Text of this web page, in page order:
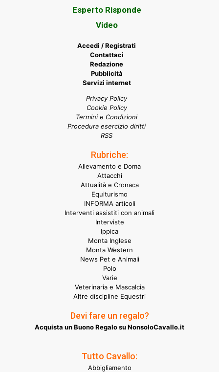
Esperto Risponde
Video
Accedi / Registrati
Contattaci
Redazione
Pubblicità
Servizi internet
Privacy Policy
Cookie Policy
Termini e Condizioni
Procedura esercizio diritti
RSS
Rubriche:
Allevamento e Doma
Attacchi
Attualità e Cronaca
Equiturismo
INFORMA articoli
Interventi assistiti con animali
Interviste
Ippica
Monta Inglese
Monta Western
News Pet e Animali
Polo
Varie
Veterinaria e Mascalcia
Altre discipline Equestri
Devi fare un regalo?
Acquista un Buono Regalo su NonsoloCavallo.it
Tutto Cavallo:
Abbigliamento